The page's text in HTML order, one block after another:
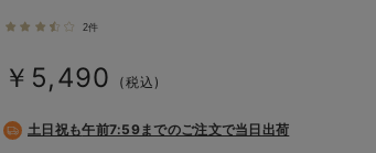
2件
￥5,490 (税込)
土日祝も午前7:59までのご注文で当日出荷